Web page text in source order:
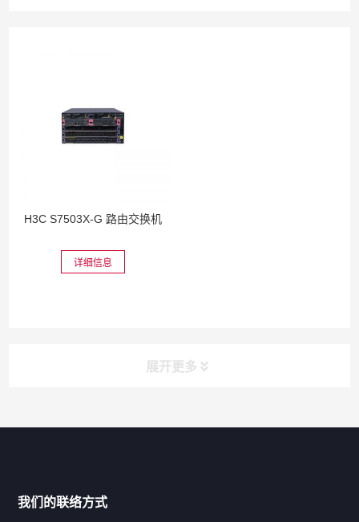
H3C S7503X-G 路由交换机
详细信息
展开更多
我们的联络方式